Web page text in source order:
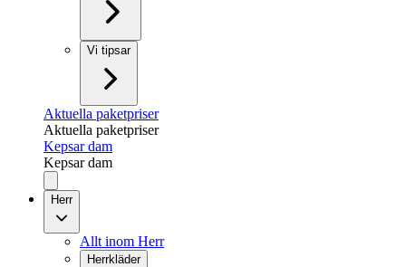
Vi tipsar
Aktuella paketpriser
Aktuella paketpriser
Kepsar dam
Kepsar dam
Herr
Allt inom Herr
Herrkläder